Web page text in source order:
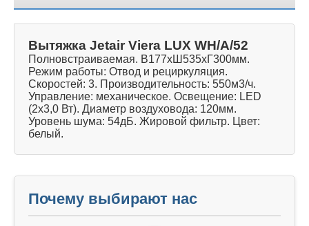
Вытяжка Jetair Viera LUX WH/A/52
Полновстраиваемая. В177хШ535хГ300мм.
Режим работы: Отвод и рециркуляция.
Скоростей: 3. Производительность: 550м3/ч.
Управление: механическое. Освещение: LED
(2х3,0 Вт). Диаметр воздуховода: 120мм.
Уровень шума: 54дБ. Жировой фильтр. Цвет:
белый.
Почему выбирают нас